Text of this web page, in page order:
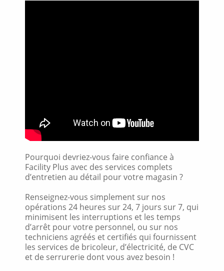
Pourquoi devriez-vous faire confiance à
Facility Plus avec des services complets
d’entretien au détail pour votre magasin ?
Renseignez-vous simplement sur nos
opérations 24 heures sur 24, 7 jours sur 7, qui
minimisent les interruptions et les temps
d’arrêt pour votre personnel, ou sur nos
techniciens agréés et certifiés qui fournissent
les services de bricoleur, d’électricité, de CVC
et de serrurerie dont vous avez besoin !